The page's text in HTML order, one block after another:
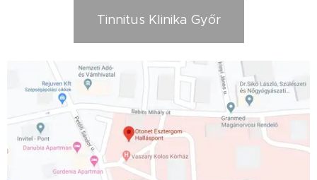
Tinnitus Klinika Győr